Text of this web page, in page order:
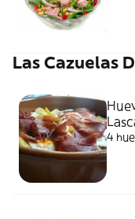
Las Cazuelas
4